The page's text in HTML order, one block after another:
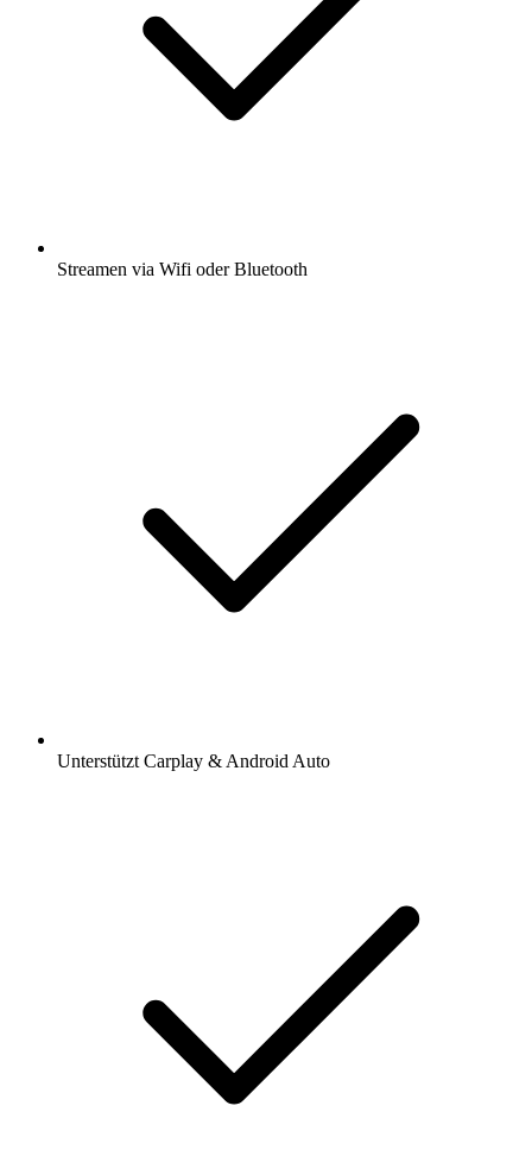
Streamen via Wifi oder Bluetooth
Unterstützt Carplay & Android Auto